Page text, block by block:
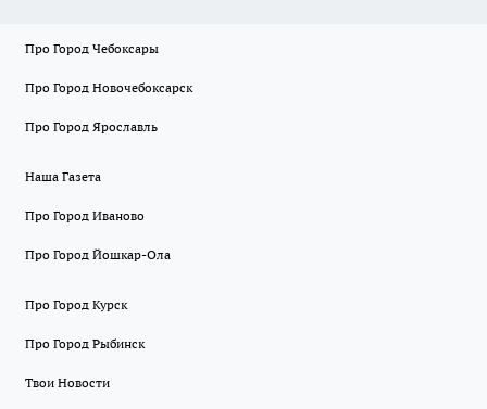
Про Город Чебоксары
Про Город Новочебоксарск
Про Город Ярославль
Наша Газета
Про Город Иваново
Про Город Йошкар-Ола
Про Город Курск
Про Город Рыбинск
Твои Новости